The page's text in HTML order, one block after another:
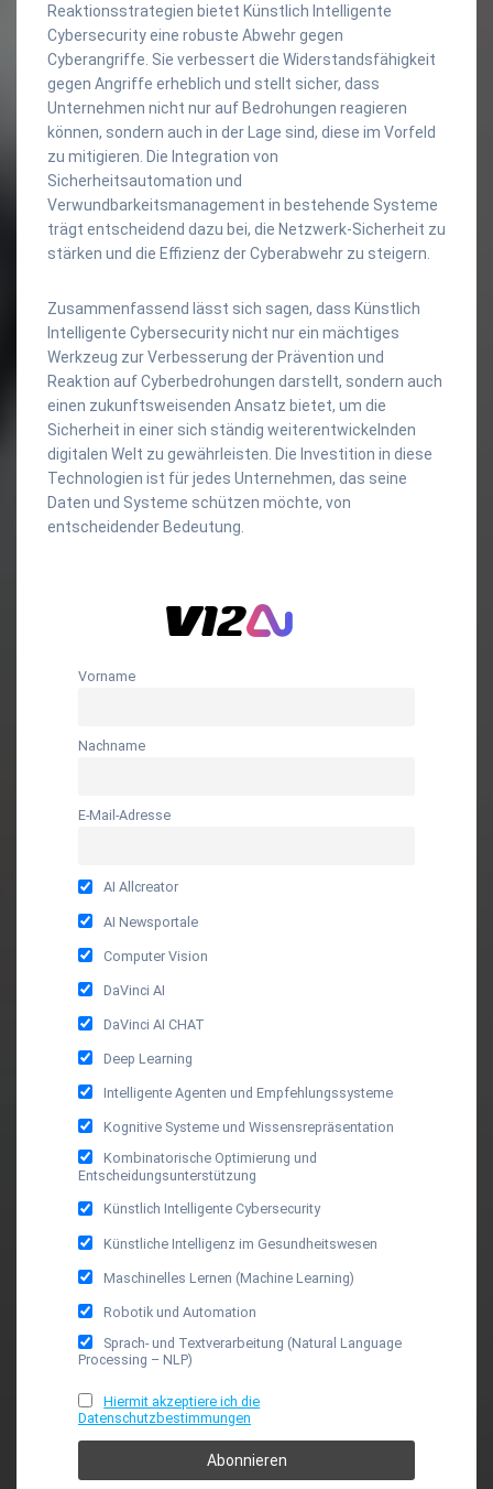
Reaktionsstrategien bietet Künstlich Intelligente
Cybersecurity eine robuste Abwehr gegen
Cyberangriffe. Sie verbessert die Widerstandsfähigkeit
gegen Angriffe erheblich und stellt sicher, dass
Unternehmen nicht nur auf Bedrohungen reagieren
können, sondern auch in der Lage sind, diese im Vorfeld
zu mitigieren. Die Integration von
Sicherheitsautomation und
Verwundbarkeitsmanagement in bestehende Systeme
trägt entscheidend dazu bei, die Netzwerk-Sicherheit zu
stärken und die Effizienz der Cyberabwehr zu steigern.
Zusammenfassend lässt sich sagen, dass Künstlich
Intelligente Cybersecurity nicht nur ein mächtiges
Werkzeug zur Verbesserung der Prävention und
Reaktion auf Cyberbedrohungen darstellt, sondern auch
einen zukunftsweisenden Ansatz bietet, um die
Sicherheit in einer sich ständig weiterentwickelnden
digitalen Welt zu gewährleisten. Die Investition in diese
Technologien ist für jedes Unternehmen, das seine
Daten und Systeme schützen möchte, von
entscheidender Bedeutung.
Vorname
Nachname
E-Mail-Adresse
AI Allcreator
AI Newsportale
Computer Vision
DaVinci AI
DaVinci AI CHAT
Deep Learning
Intelligente Agenten und Empfehlungssysteme
Kognitive Systeme und Wissensrepräsentation
Kombinatorische Optimierung und
Entscheidungsunterstützung
Künstlich Intelligente Cybersecurity
Künstliche Intelligenz im Gesundheitswesen
Maschinelles Lernen (Machine Learning)
Robotik und Automation
Sprach- und Textverarbeitung (Natural Language
Processing – NLP)
Hiermit akzeptiere ich die
Datenschutzbestimmungen